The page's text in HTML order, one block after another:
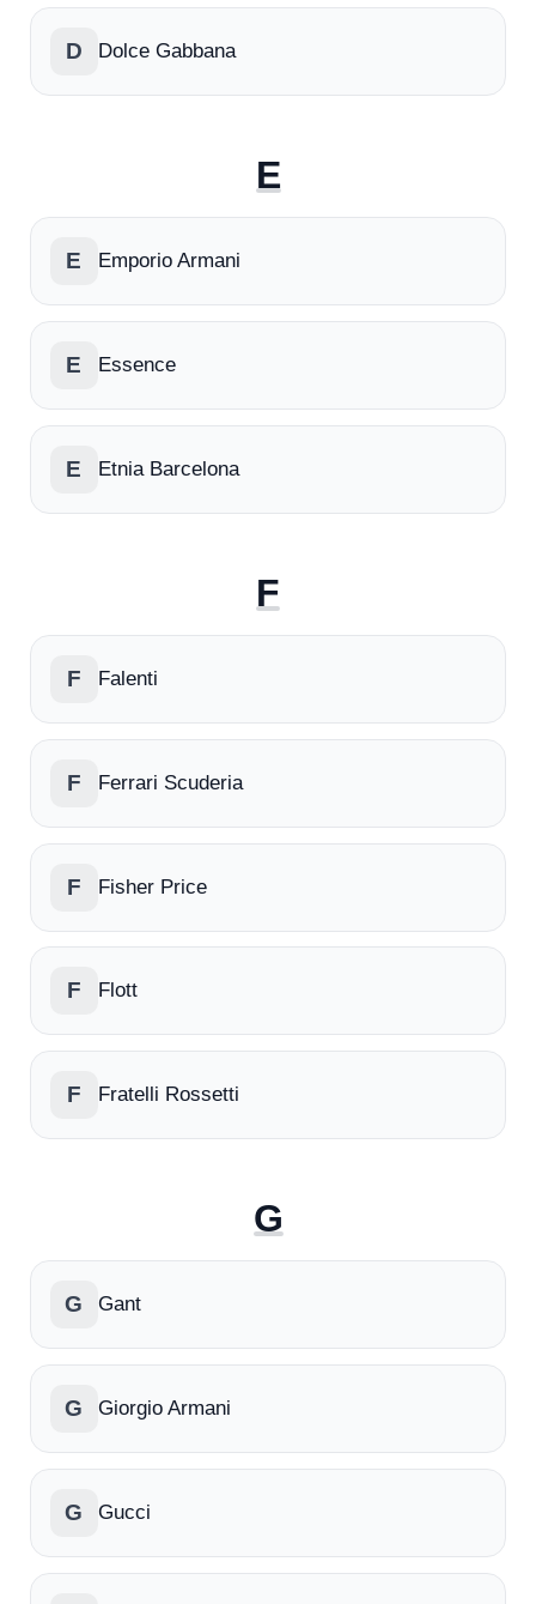
D Dolce Gabbana
E
E Emporio Armani
E Essence
E Etnia Barcelona
F
F Falenti
F Ferrari Scuderia
F Fisher Price
F Flott
F Fratelli Rossetti
G
G Gant
G Giorgio Armani
G Gucci